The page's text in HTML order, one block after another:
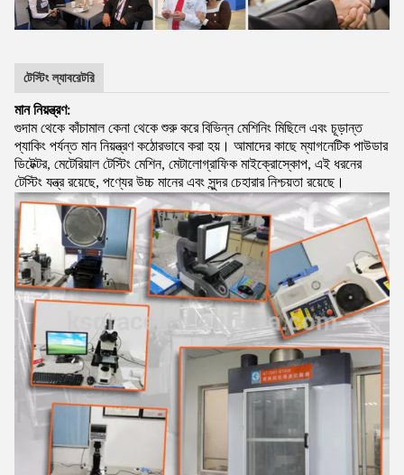
টেস্টিং ল্যাবরেটরি
মান নিয়ন্ত্রণ:
গুদাম থেকে কাঁচামাল কেনা থেকে শুরু করে বিভিন্ন মেশিনিং মিছিলে এবং চূড়ান্ত
প্যাকিং পর্যন্ত মান নিয়ন্ত্রণ কঠোরভাবে করা হয়। আমাদের কাছে ম্যাগনেটিক পাউডার
ডিটেক্টর, মেটেরিয়াল টেস্টিং মেশিন, মেটালোগ্রাফিক মাইক্রোস্কোপ, এই ধরনের
টেস্টিং যন্ত্র রয়েছে, পণ্যের উচ্চ মানের এবং সুন্দর চেহারার নিশ্চয়তা রয়েছে।